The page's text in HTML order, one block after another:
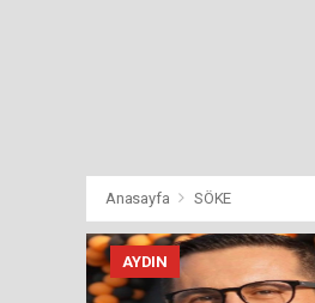
Anasayfa SÖKE
AYDIN